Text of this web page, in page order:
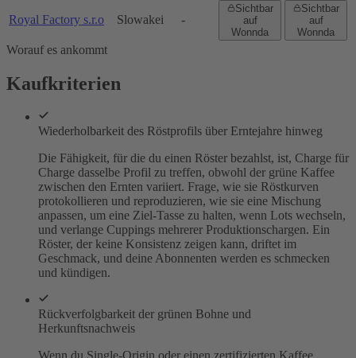
Royal Factory s.r.o Slowakei -
Sichtbar
auf
Wonnda
Sichtbar
auf
Wonnda
Worauf es ankommt
Kaufkriterien
Wiederholbarkeit des Röstprofils über Erntejahre hinweg
Die Fähigkeit, für die du einen Röster bezahlst, ist, Charge für
Charge dasselbe Profil zu treffen, obwohl der grüne Kaffee
zwischen den Ernten variiert. Frage, wie sie Röstkurven
protokollieren und reproduzieren, wie sie eine Mischung
anpassen, um eine Ziel-Tasse zu halten, wenn Lots wechseln,
und verlange Cuppings mehrerer Produktionschargen. Ein
Röster, der keine Konsistenz zeigen kann, driftet im
Geschmack, und deine Abonnenten werden es schmecken
und kündigen.
Rückverfolgbarkeit der grünen Bohne und
Herkunftsnachweis